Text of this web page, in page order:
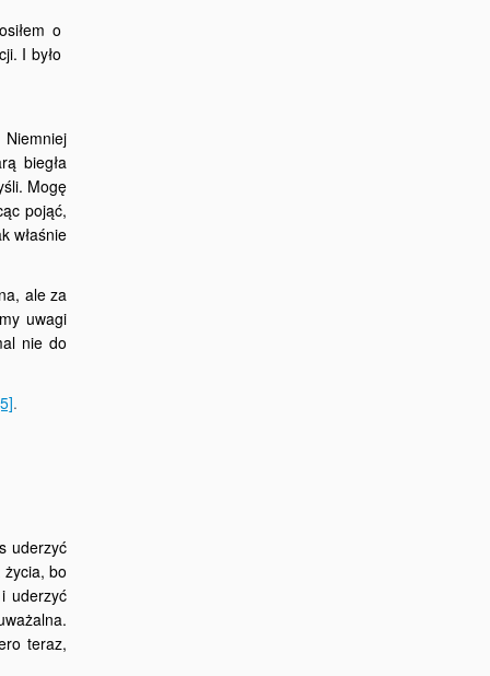
o
I było
biegła
Mogę
pojąć,
właśnie
ale za
uwagi
nie do
.
uderzyć
bo
uderzyć
teraz,